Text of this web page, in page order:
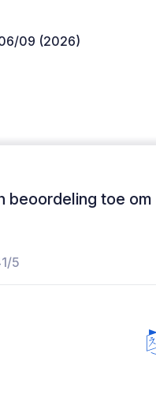
09 (2026)
beoordeling toe
5